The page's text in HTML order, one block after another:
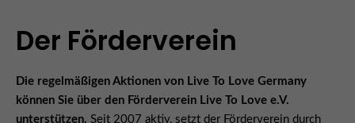
Der Förderverein
Die regelmäßigen Aktionen von Live To Love Germany
können Sie über den Förderverein Live To Love e.V.
unterstützen. Seit 2007 aktiv, setzt der Förderverein durch